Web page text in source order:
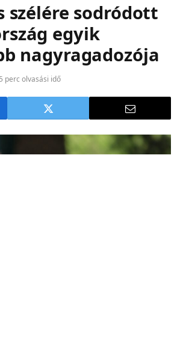
szélére sodródott
egyik
nagyragadozója
5 perc olvasási idő